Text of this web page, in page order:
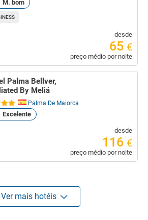
M. bom
desde
65 €
preço médio por noite
Palma Bellver,
By Meliá
Palma De Maiorca
Excelente
desde
116 €
preço médio por noite
Ver mais hotéis